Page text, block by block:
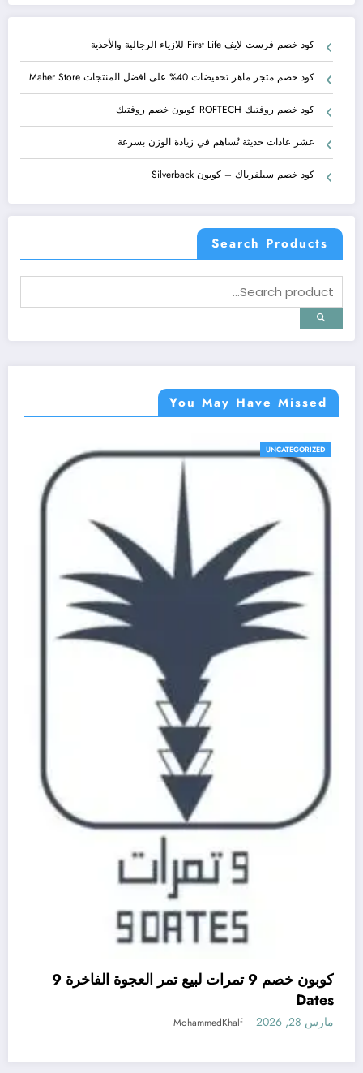
كود خصم فرست لايف First Life للازياء الرجالية والأحذية
كود خصم متجر ماهر تخفيضات 40% على افضل المنتجات Maher Store
كود خصم روفتيك ROFTECH كوبون خصم روفتيك
عشر عادات حديثة تُساهم في زيادة الوزن بسرعة
كود خصم سيلفرباك – كوبون Silverback
Search Products
You May Have Missed
UNCATEGORIZED
كوبون خصم 9 تمرات لبيع تمر العجوة الفاخرة 9
Dates
مارس 28, 2026 MohammedKhalf